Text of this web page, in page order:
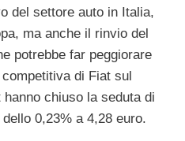
del settore auto in Italia,
ma anche il rinvio del
potrebbe far peggiorare
di Fiat sul
chiuso la seduta di
0,23% a 4,28 euro.